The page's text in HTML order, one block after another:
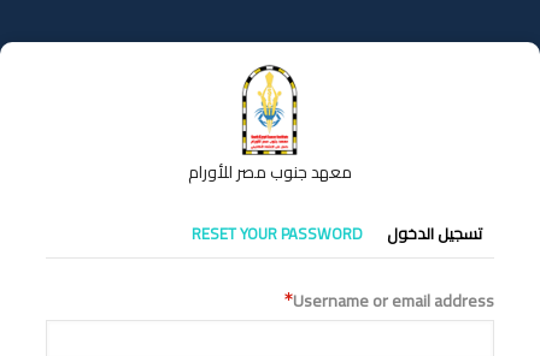
إلى
المحتوى
معهد جنوب مصر للأورام
التبويبات
الأساسية
تسجيل الدخول RESET YOUR PASSWORD
Username or email address